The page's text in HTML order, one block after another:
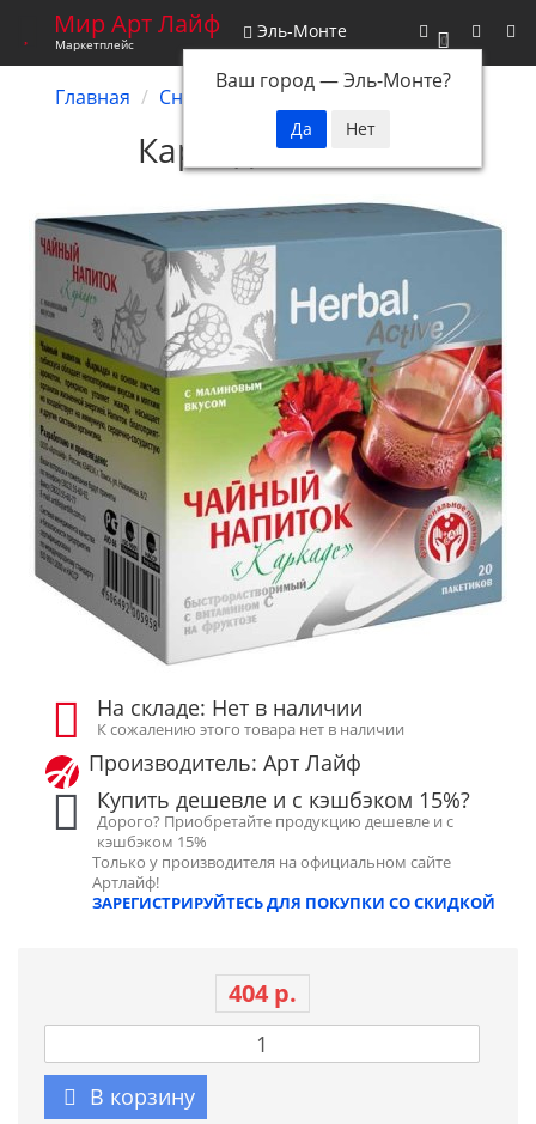
0
Мир Арт Лайф
Маркетплейс
Эль-Монте
Ваш город —Эль-Монте?
Главная Снятые с производства
Каркаде(Арт.:11015)
На складе: Нет в наличии
К сожалению этого товара нет в наличии
Производитель: Арт Лайф
Купить дешевле и с кэшбэком 15%?
Дорого? Приобретайте продукцию дешевле и с
кэшбэком 15%
Только у производителя на официальном сайте
Артлайф!
ЗАРЕГИСТРИРУЙТЕСЬ ДЛЯ ПОКУПКИ СО СКИДКОЙ
404 р.
В корзину